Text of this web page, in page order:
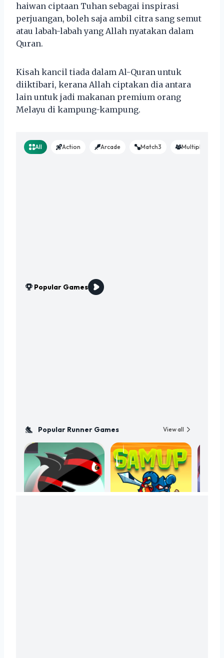
haiwan ciptaan Tuhan sebagai inspirasi
perjuangan, boleh saja ambil citra sang semut
atau labah-labah yang Allah nyatakan dalam
Quran.
Kisah kancil tiada dalam Al-Quran untuk
diiktibari, kerana Allah ciptakan dia antara
lain untuk jadi makanan premium orang
Melayu di kampung-kampung.